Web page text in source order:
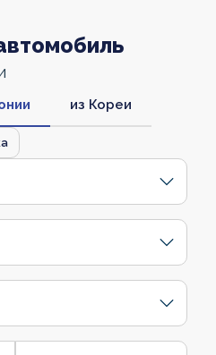
из Кореи